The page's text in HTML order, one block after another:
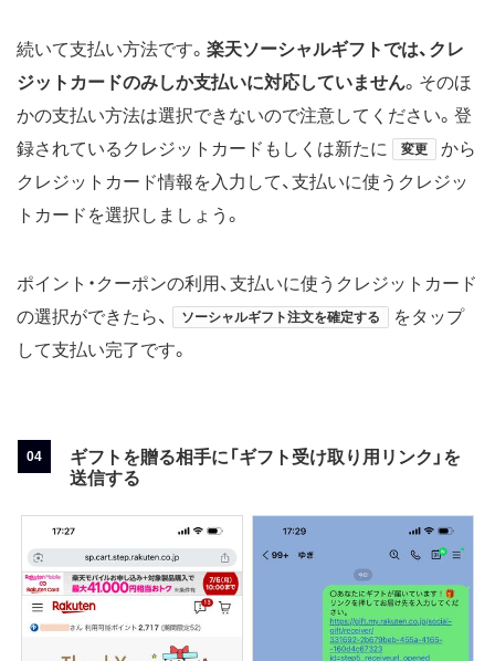
続いて支払い方法です。 楽天ソーシャルギフトでは、クレ
ジットカードのみしか支払いに対応していません。そのほ
かの支払い方法は選択できないので注意してください。登
録されているクレジットカードもしくは新たに
変更
から
クレジットカード情報を入力して、支払いに使うクレジッ
トカードを選択しましょう。
ポイント・クーポンの利用、支払いに使うクレジットカード
の選択ができたら、
ソーシャルギフト注文を確定する
をタップ
して支払い完了です。
ギフトを贈る相手に「ギフト受け取り用リンク」を
送信する